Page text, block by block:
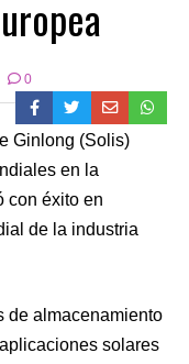
0
Ginlong (Solis)
en la
con éxito en
de la industria
de almacenamiento
solares